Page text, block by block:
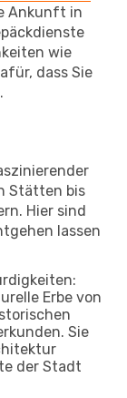
Ankunft in
wie
dass Sie
Stätten bis
Hier sind
lassen
Erbe von
Sie
der Stadt